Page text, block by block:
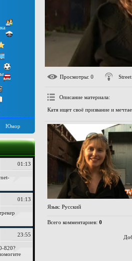
Юмор
Просмотры: 0
Описание материала:
Катя ищет своё призвание и
Язык: Русский
Всего комментариев: 0